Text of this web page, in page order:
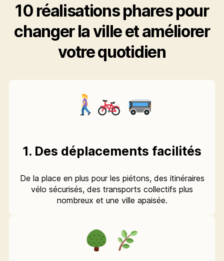
10 réalisations phares pour
changer la ville et améliorer
votre quotidien
1. Des déplacements facilités
De la place en plus pour les piétons, des itinéraires
vélo sécurisés, des transports collectifs plus
nombreux et une ville apaisée.